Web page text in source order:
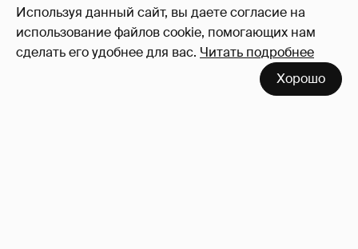
Используя данный сайт, вы даете согласие на
использование файлов cookie, помогающих нам
сделать его удобнее для вас. Читать подробнее
Хорошо